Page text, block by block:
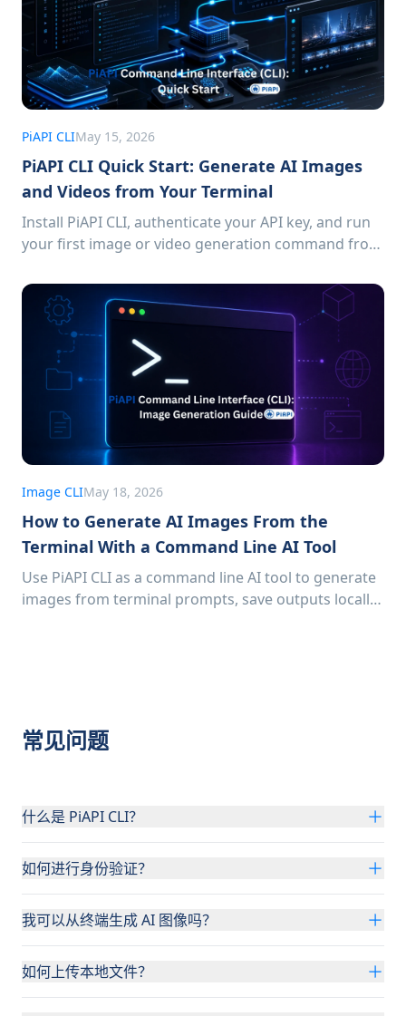
PiAPI CLIMay 15, 2026
PiAPI CLI Quick Start: Generate AI Images
and Videos from Your Terminal
Install PiAPI CLI, authenticate your API key, and run
your first image or video generation command from
Image CLIMay 18, 2026
How to Generate AI Images From the
Terminal With a Command Line AI Tool
Use PiAPI CLI as a command line AI tool to generate
images from terminal prompts, save outputs locally,
常见问题
什么是 PiAPI CLI？
如何进行身份验证？
我可以从终端生成 AI 图像吗？
如何上传本地文件？